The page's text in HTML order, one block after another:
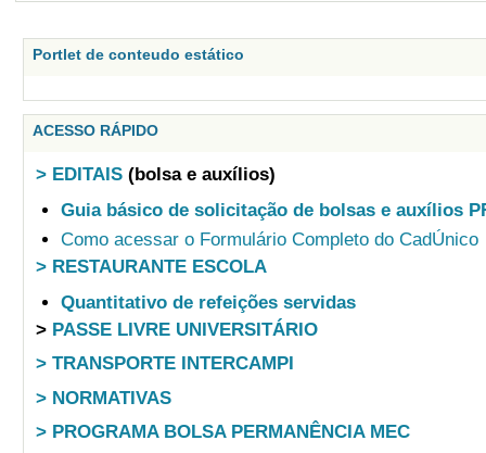
Portlet de conteudo estático
ACESSO RÁPIDO
> EDITAIS (bolsa e auxílios)
Guia básico de solicitação de bolsas e auxílios
Como acessar o Formulário Completo do CadÚnico
> RESTAURANTE ESCOLA
Quantitativo de refeições servidas
> PASSE LIVRE UNIVERSITÁRIO
> TRANSPORTE INTERCAMPI
> NORMATIVAS
> PROGRAMA BOLSA PERMANÊNCIA MEC